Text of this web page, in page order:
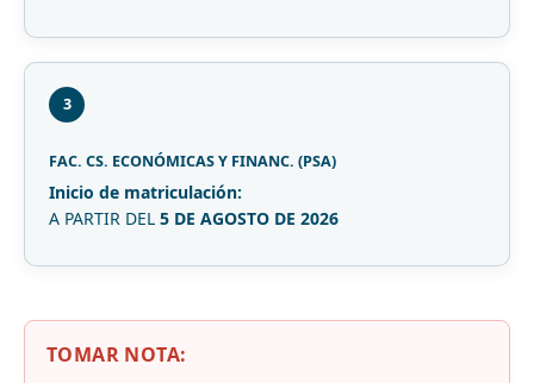
3
FAC. CS. ECONÓMICAS Y FINANC. (PSA)
Inicio de matriculación:
A PARTIR DEL 5 DE AGOSTO DE 2026
TOMAR NOTA: